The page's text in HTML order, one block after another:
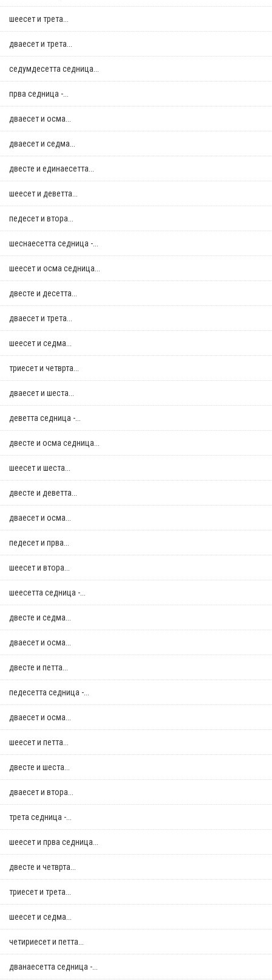
шеесет и трета...
дваесет и трета...
седумдесетта седница...
прва седница -...
дваесет и осма...
дваесет и седма...
двестe и единаесетта...
шеесет и деветта...
педесет и втора...
шеснаесетта седница -...
шеесет и осма седница...
двестe и десетта...
дваесет и трета...
шеесет и седма...
триесет и четврта...
дваесет и шеста...
деветта седница -...
двестe и осма седница...
шеесет и шеста...
двестe и деветта...
дваесет и осма...
педесет и прва...
шеесет и втора...
шеесетта седница -...
двестe и седма...
дваесет и осма...
двестe и петта...
педесетта седница -...
дваесет и осма...
шеесет и петта...
двестe и шеста...
дваесет и втора...
трета седница -...
шеесет и прва седница...
двестe и четврта...
триесет и трета...
шеесет и седма...
четириесет и петта...
дванаесетта седница -...